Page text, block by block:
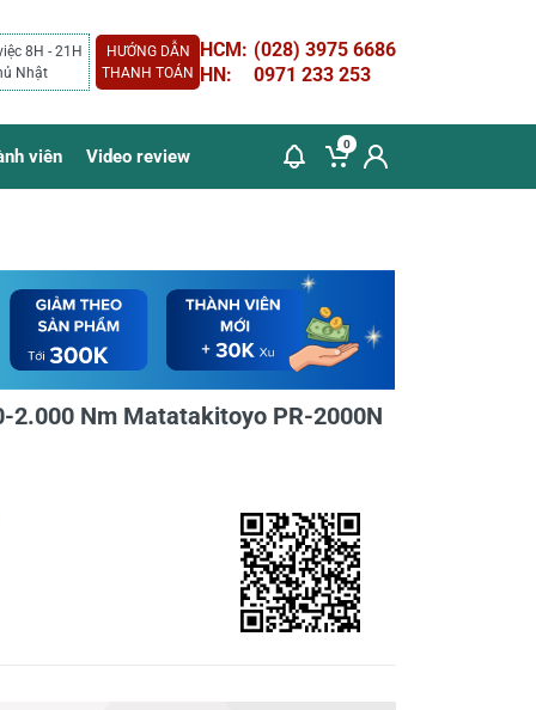
8H - 21H
Nhật
HƯỚNG DẪN
THANH TOÁN
HCM: (028) 3975 6686
HN:
0971 233 253
viên Video review
0
2.000 Nm Matatakitoyo PR-2000N